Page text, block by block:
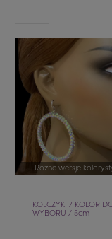
Różne wersje
KOLCZYKI / KOLOR
WYBORU / 5cm